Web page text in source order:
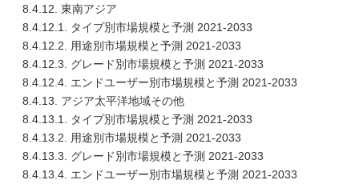
8.4.12. 東南アジア
8.4.12.1. タイプ別市場規模と予測 2021-2033
8.4.12.2. 用途別市場規模と予測 2021-2033
8.4.12.3. グレード別市場規模と予測 2021-2033
8.4.12.4. エンドユーザー別市場規模と予測 2021-2033
8.4.13. アジア太平洋地域その他
8.4.13.1. タイプ別市場規模と予測 2021-2033
8.4.13.2. 用途別市場規模と予測 2021-2033
8.4.13.3. グレード別市場規模と予測 2021-2033
8.4.13.4. エンドユーザー別市場規模と予測 2021-2033